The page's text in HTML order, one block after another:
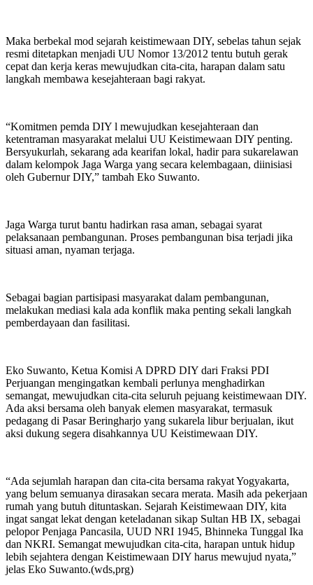
Maka berbekal mod sejarah keistimewaan DIY, sebelas tahun sejak
resmi ditetapkan menjadi UU Nomor 13/2012 tentu butuh gerak
cepat dan kerja keras mewujudkan cita-cita, harapan dalam satu
langkah membawa kesejahteraan bagi rakyat.
“Komitmen pemda DIY l mewujudkan kesejahteraan dan
ketentraman masyarakat melalui UU Keistimewaan DIY penting.
Bersyukurlah, sekarang ada kearifan lokal, hadir para sukarelawan
dalam kelompok Jaga Warga yang secara kelembagaan, diinisiasi
oleh Gubernur DIY,” tambah Eko Suwanto.
Jaga Warga turut bantu hadirkan rasa aman, sebagai syarat
pelaksanaan pembangunan. Proses pembangunan bisa terjadi jika
situasi aman, nyaman terjaga.
Sebagai bagian partisipasi masyarakat dalam pembangunan,
melakukan mediasi kala ada konflik maka penting sekali langkah
pemberdayaan dan fasilitasi.
Eko Suwanto, Ketua Komisi A DPRD DIY dari Fraksi PDI
Perjuangan mengingatkan kembali perlunya menghadirkan
semangat, mewujudkan cita-cita seluruh pejuang keistimewaan DIY.
Ada aksi bersama oleh banyak elemen masyarakat, termasuk
pedagang di Pasar Beringharjo yang sukarela libur berjualan, ikut
aksi dukung segera disahkannya UU Keistimewaan DIY.
“Ada sejumlah harapan dan cita-cita bersama rakyat Yogyakarta,
yang belum semuanya dirasakan secara merata. Masih ada pekerjaan
rumah yang butuh dituntaskan. Sejarah Keistimewaan DIY, kita
ingat sangat lekat dengan keteladanan sikap Sultan HB IX, sebagai
pelopor Penjaga Pancasila, UUD NRI 1945, Bhinneka Tunggal Ika
dan NKRI. Semangat mewujudkan cita-cita, harapan untuk hidup
lebih sejahtera dengan Keistimewaan DIY harus mewujud nyata,”
jelas Eko Suwanto.(wds,prg)